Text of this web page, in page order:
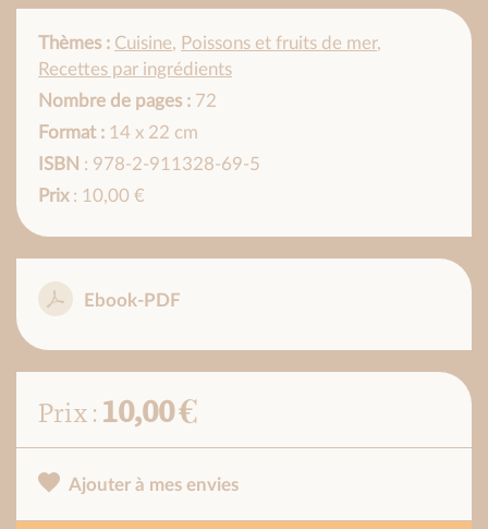
Thèmes : Cuisine, Poissons et fruits de mer,
Recettes par ingrédients
Nombre de pages : 72
Format : 14 x 22 cm
ISBN : 978-2-911328-69-5
Prix: 10,00 €
Ebook-PDF
Prix :10,00 €
Ajouter à mes envies